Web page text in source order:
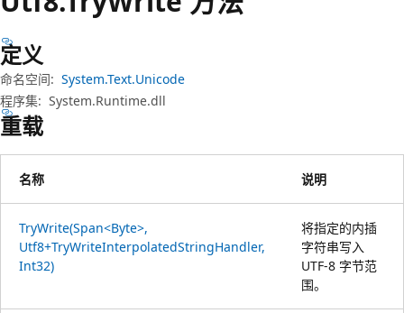
定义
命名空间: System.Text.Unicode
程序集: System.Runtime.dll
重载
名称 说明
TryWrite(Span<Byte>,
Utf8+TryWriteInterpolatedStringHandler,
Int32)
将指定的内插
字符串写入
UTF-8 字节范
围。